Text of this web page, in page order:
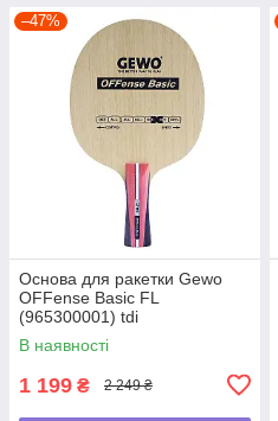
–47%
Основа для ракетки Gewo
OFFense Basic FL
(965300001) tdi
В наявності
1 199 ₴ 2 249 ₴